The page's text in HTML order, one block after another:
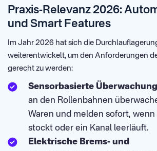
Praxis-Relevanz 2026:
und Smart Features
Im Jahr 2026 hat sich die
weiterentwickelt, um den Anforderungen
gerecht zu werden:
Sensorbasierte
an den Rollenbahnen
Waren und melden sofort,
stockt oder ein Kanal leerläuft.
Elektrische Brems- und